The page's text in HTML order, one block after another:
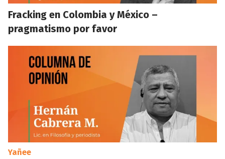
Fracking en Colombia y México –
pragmatismo por favor
Yañee